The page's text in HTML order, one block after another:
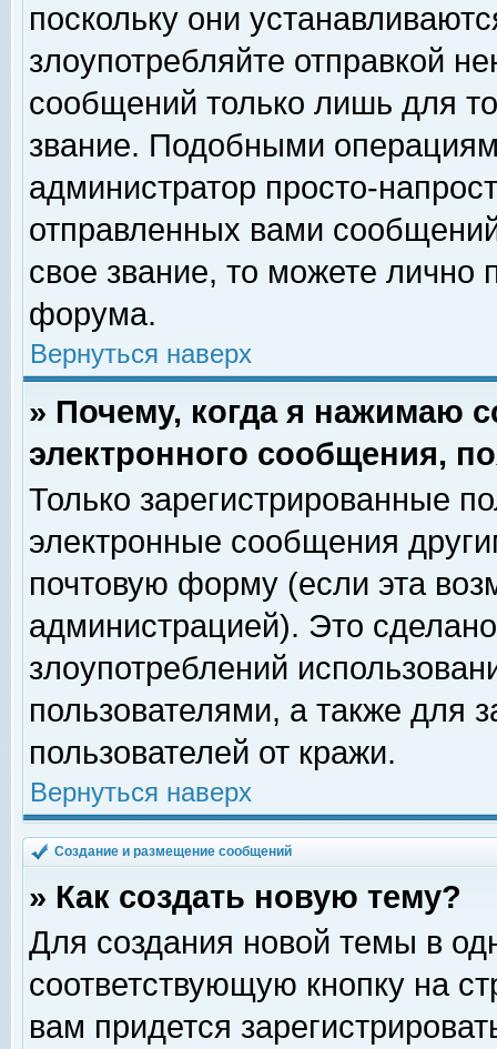
поскольку они
злоупотребляйте отправкой
сообщений только лишь для
звание. Подобными
администратор просто-
отправленных вами
свое звание, то можете лично
форума.
Вернуться наверх
» Почему, когда я нажимаю
электронного сообщения,
Только зарегистрированные
электронные сообщения
почтовую форму (если эта
администрацией). Это
злоупотреблений
пользователями, а также для
пользователей от кражи.
Вернуться наверх
Создание и размещение сообщений
» Как создать новую тему?
Для создания новой темы в
соответствующую кнопку на
вам придется